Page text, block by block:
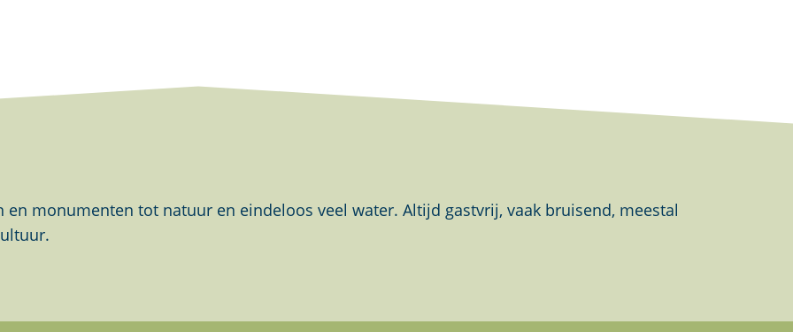
monumenten tot natuur en eindeloos veel water. Altijd gastvrij, vaak bruisend, meestal